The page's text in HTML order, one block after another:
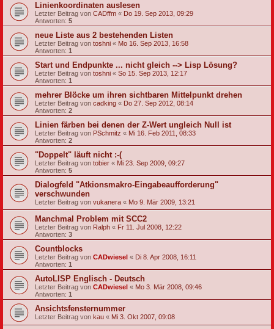
Linienkoordinaten auslesen
Letzter Beitrag von CADffm « Do 19. Sep 2013, 09:29
Antworten: 5
neue Liste aus 2 bestehenden Listen
Letzter Beitrag von toshni « Mo 16. Sep 2013, 16:58
Antworten: 1
Start und Endpunkte ... nicht gleich --> Lisp Lösung?
Letzter Beitrag von toshni « So 15. Sep 2013, 12:17
Antworten: 1
mehrer Blöcke um ihren sichtbaren Mittelpunkt drehen
Letzter Beitrag von cadking « Do 27. Sep 2012, 08:14
Antworten: 2
Linien färben bei denen der Z-Wert ungleich Null ist
Letzter Beitrag von PSchmitz « Mi 16. Feb 2011, 08:33
Antworten: 2
"Doppelt" läuft nicht :-(
Letzter Beitrag von tobier « Mi 23. Sep 2009, 09:27
Antworten: 5
Dialogfeld "Atkionsmakro-Eingabeaufforderung"
verschwunden
Letzter Beitrag von vukanera « Mo 9. Mär 2009, 13:21
Manchmal Problem mit SCC2
Letzter Beitrag von Ralph « Fr 11. Jul 2008, 12:22
Antworten: 3
Countblocks
Letzter Beitrag von CADwiesel « Di 8. Apr 2008, 16:11
Antworten: 1
AutoLISP Englisch - Deutsch
Letzter Beitrag von CADwiesel « Mo 3. Mär 2008, 09:46
Antworten: 1
Ansichtsfensternummer
Letzter Beitrag von kau « Mi 3. Okt 2007, 09:08